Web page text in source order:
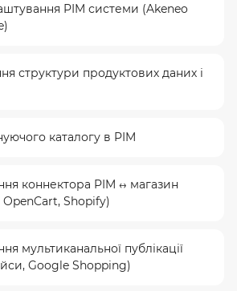
PIM системи (Akeneo
структури продуктових даних і
каталогу в PIM
коннектора PIM ↔ магазин
OpenCart, Shopify)
мультиканальної публікації
Google Shopping)